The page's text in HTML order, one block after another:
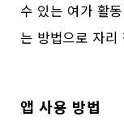
수 있는 여가 활
는 방법으로 자리
앱 사용 방법